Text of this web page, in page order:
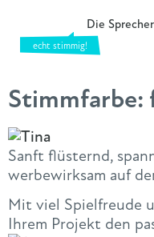
Die
Stimmfarbe:
Sanft flüsternd,
werbewirksam auf
Mit viel Spielfreude
Ihrem Projekt den